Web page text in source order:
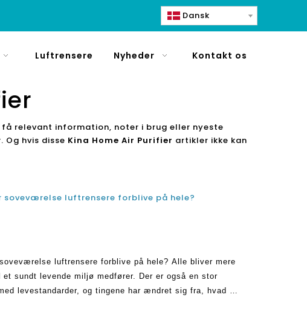
Dansk
Luftrensere Nyheder Kontakt os
relevant information, noter i brug eller nyeste
Og hvis disse Kina Home Air Purifier artikler ikke kan
soveværelse luftrensere forblive på hele?
luftrensere forblive på hele? Alle bliver mere
sundt levende miljø medfører. Der er også en stor
levestandarder, og tingene har ændret sig fra, hvad de